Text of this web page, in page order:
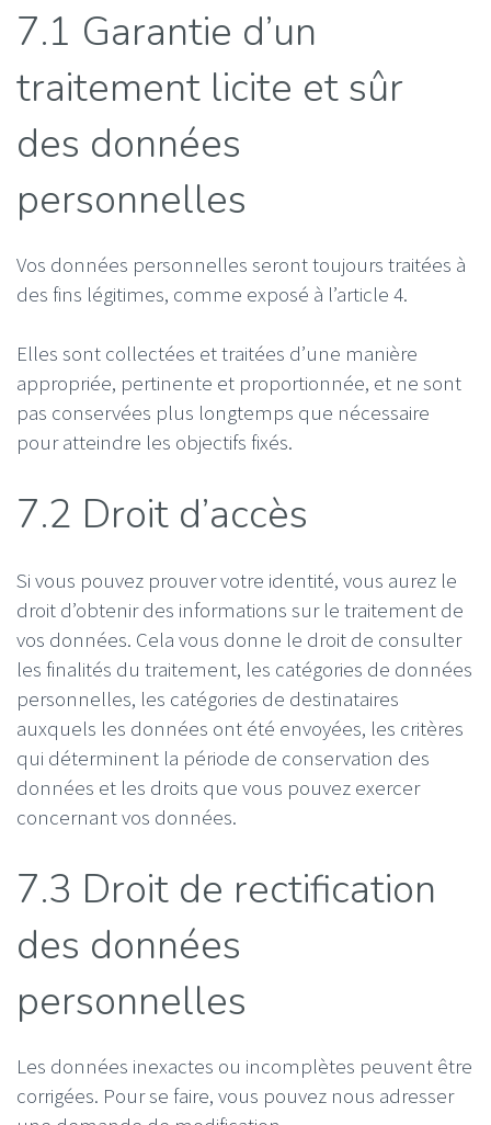
7.1 Garantie d’un
traitement licite et sûr
des données
personnelles
Vos données personnelles seront toujours traitées à
des fins légitimes, comme exposé à l’article 4.
Elles sont collectées et traitées d’une manière
appropriée, pertinente et proportionnée, et ne sont
pas conservées plus longtemps que nécessaire
pour atteindre les objectifs fixés.
7.2 Droit d’accès
Si vous pouvez prouver votre identité, vous aurez le
droit d’obtenir des informations sur le traitement de
vos données. Cela vous donne le droit de consulter
les finalités du traitement, les catégories de données
personnelles, les catégories de destinataires
auxquels les données ont été envoyées, les critères
qui déterminent la période de conservation des
données et les droits que vous pouvez exercer
concernant vos données.
7.3 Droit de rectification
des données
personnelles
Les données inexactes ou incomplètes peuvent être
corrigées. Pour se faire, vous pouvez nous adresser